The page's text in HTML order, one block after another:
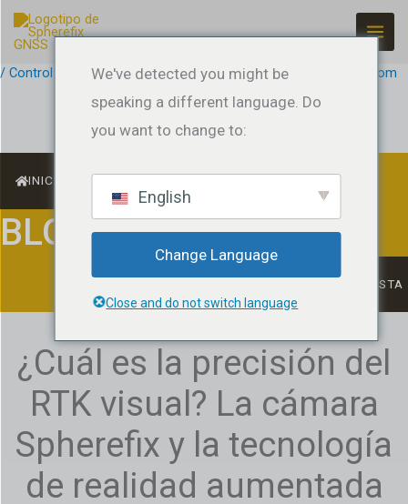
/ Control de máquinas ,Product Guides/ Por jeffreyrtk@gmail.com
INICIO
BLOG
LISTA
¿Cuál es la precisión del
RTK visual? La cámara
Spherefix y la tecnología
de realidad aumentada
We've detected you might be
speaking a different language. Do
you want to change to:
English
Change Language
Close and do not switch language